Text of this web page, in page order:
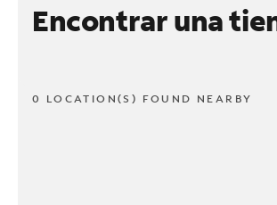
Encontrar una
0 LOCATION(S) FOUND NEARBY